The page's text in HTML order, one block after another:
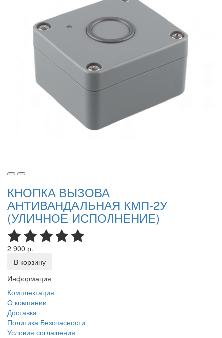
КНОПКА ВЫЗОВА
АНТИВАНДАЛЬНАЯ КМП-2У
(УЛИЧНОЕ ИСПОЛНЕНИЕ)
2 900 р.
В корзину
Информация
Комплектация
О компании
Доставка
Политика Безопасности
Условия соглашения